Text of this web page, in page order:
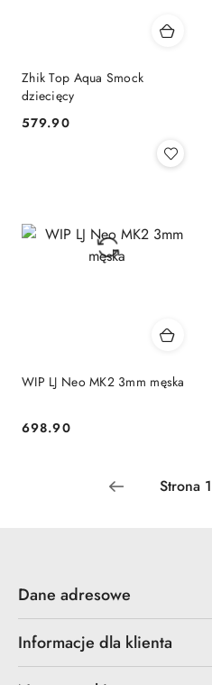
Zhik Top Aqua Smock
dziecięcy
Cena:
579.90
WIP LJ Neo MK2 3mm męska
Cena:
698.90
Dane adresowe
Informacje dla klienta